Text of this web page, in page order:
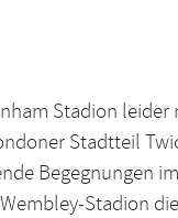
Stadion
Stadtteil
Begegnungen
Stadion